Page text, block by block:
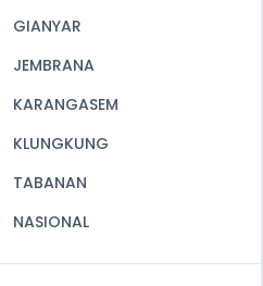
GIANYAR
JEMBRANA
KARANGASEM
KLUNGKUNG
TABANAN
NASIONAL